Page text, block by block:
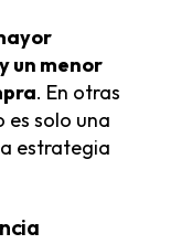
un menor
. En otras
es solo una
estrategia